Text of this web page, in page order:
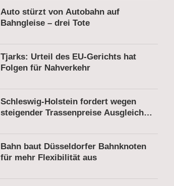
Auto stürzt von Autobahn auf
Bahngleise – drei Tote
Tjarks: Urteil des EU-Gerichts hat
Folgen für Nahverkehr
Schleswig-Holstein fordert wegen
steigender Trassenpreise Ausgleich
Bahn baut Düsseldorfer Bahnknoten
für mehr Flexibilität aus